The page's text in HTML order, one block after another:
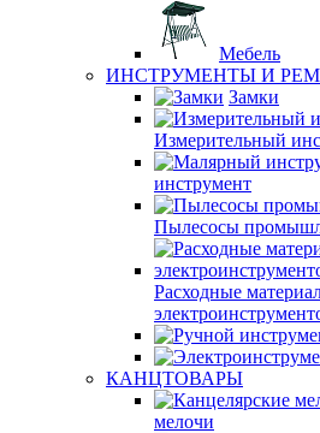
Мебель
ИНСТРУМЕНТЫ И
Замки
Измерительный
инструмент
Пылесосы
Расходные
КАНЦТОВАРЫ
мелочи